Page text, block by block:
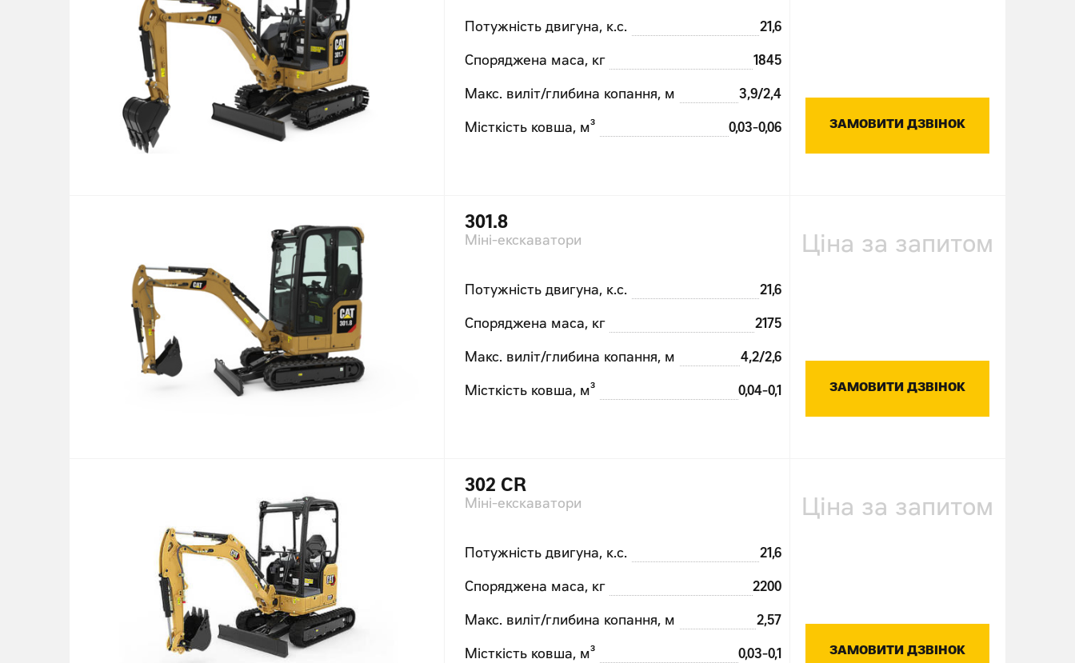
Потужність двигуна, к.с. 21,6
Споряджена маса, кг 1845
Макс. виліт/глибина копання, м 3,9/2,4
Місткість ковша, м³ 0,03-0,06 ЗАМОВИТИ ДЗВІНОК
301.8
Міні-екскаватори
Потужність двигуна, к.с. 21,6
Споряджена маса, кг 2175
Макс. виліт/глибина копання, м 4,2/2,6
Місткість ковша, м³ 0,04-0,1
Ціна за запитом
ЗАМОВИТИ ДЗВІНОК
302 СR
Міні-екскаватори
Потужність двигуна, к.с. 21,6
Споряджена маса, кг 2200
Макс. виліт/глибина копання, м 2,57
Місткість ковша, м³ 0,03-0,1
Ціна за запитом
ЗАМОВИТИ ДЗВІНОК